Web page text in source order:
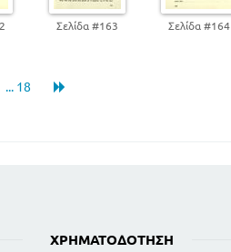
Σελίδα #163 Σελίδα #164
... 18
ΧΡΗΜΑΤΟΔΌΤΗΣΗ